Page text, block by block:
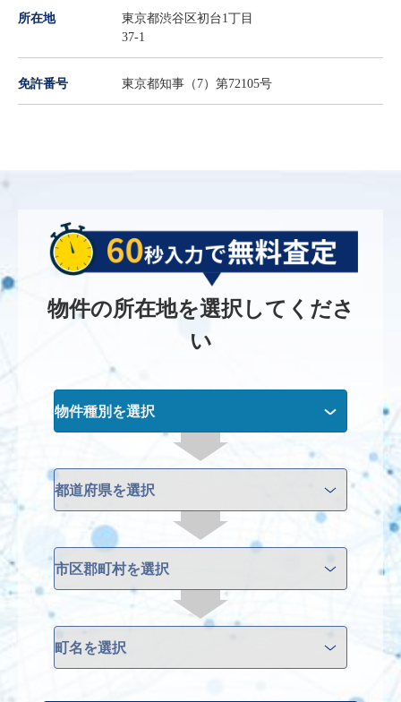
所在地
東京都渋谷区初台1丁目
37-1
免許番号 東京都知事（7）第72105号
物件の所在地を選択してくださ
い